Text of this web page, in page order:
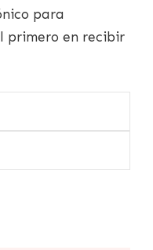
para
primero en recibir